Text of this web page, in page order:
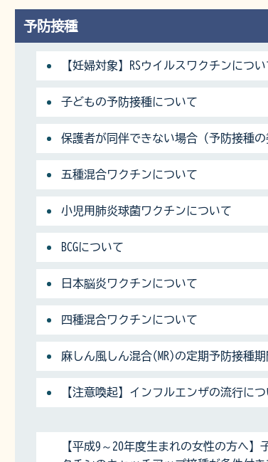
予防接種
【妊婦対象】RSウイルスワクチンについ
子どもの予防接種について
保護者が同伴できない場合（予防接種の
五種混合ワクチンについて
小児用肺炎球菌ワクチンについて
BCGについて
日本脳炎ワクチンについて
四種混合ワクチンについて
麻しん風しん混合(MR)の定期予防接種
【注意喚起】インフルエンザの流行につ
【平成9～20年度生まれの女性の方へ】